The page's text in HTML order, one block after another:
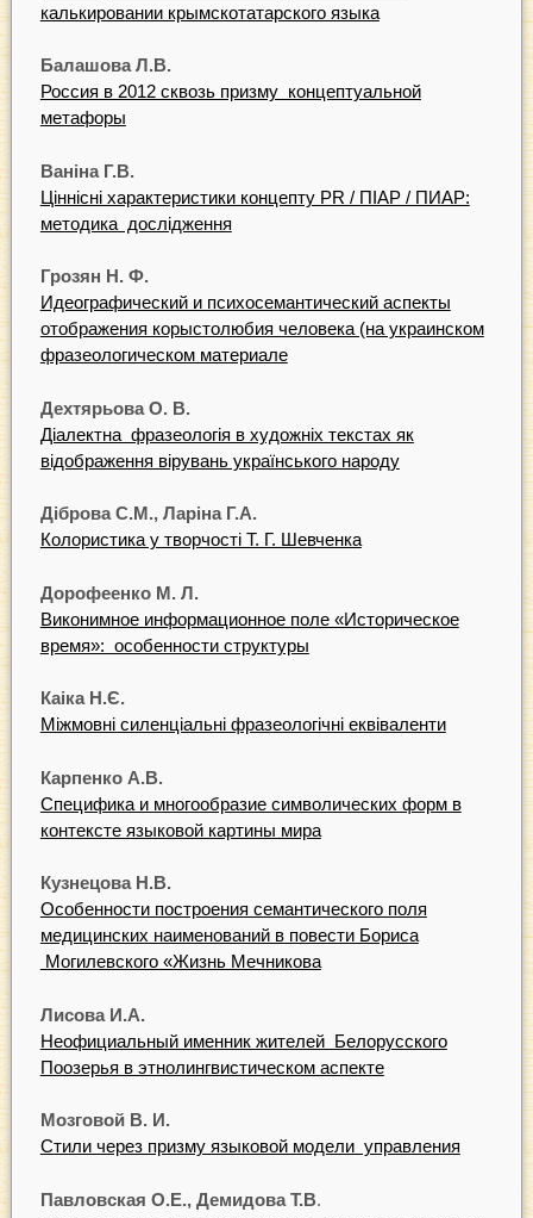
калькировании крымскотатарского языка
Балашова Л.В.
Россия в 2012 сквозь призму концептуальной
метафоры
Ваніна Г.В.
Ціннісні характеристики концепту PR / ПІАР / ПИАР:
методика дослідження
Грозян Н. Ф.
Идеографический и психосемантический аспекты
отображения корыстолюбия человека (на украинском
фразеологическом материале
Дехтярьова О. В.
Діалектна фразеологія в художніх текстах як
відображення вірувань українського народу
Діброва С.М., Ларіна Г.А.
Колористика у творчості Т. Г. Шевченка
Дорофеенко М. Л.
Виконимное информационное поле «Историческое
время»: особенности структуры
Каіка Н.Є.
Міжмовні силенціальні фразеологічні еквіваленти
Карпенко А.В.
Специфика и многообразие символических форм в
контексте языковой картины мира
Кузнецова Н.В.
Особенности построения семантического поля
медицинских наименований в повести Бориса
Могилевского «Жизнь Мечникова
Лисова И.А.
Неофициальный именник жителей Белорусского
Поозерья в этнолингвистическом аспекте
Мозговой В. И.
Стили через призму языковой модели управления
Павловская О.Е., Демидова Т.В.